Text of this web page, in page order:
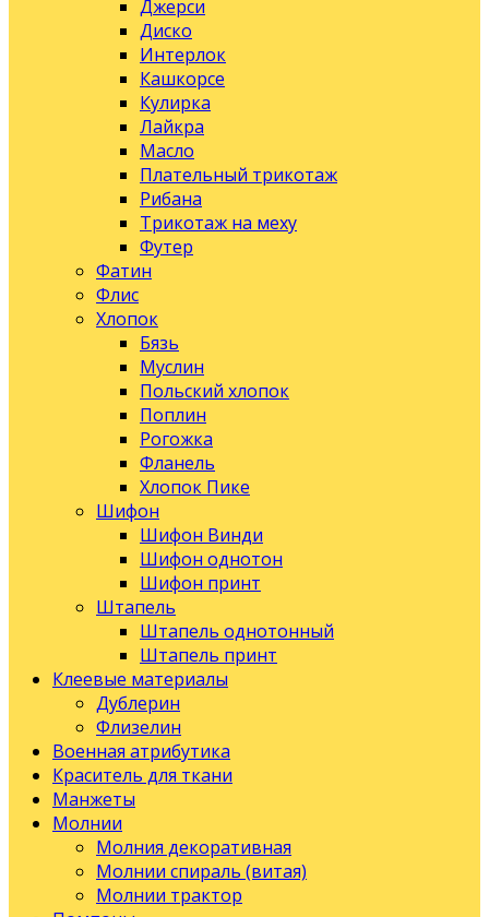
Джерси
Диско
Интерлок
Кашкорсе
Кулирка
Лайкра
Масло
Плательный трикотаж
Рибана
Трикотаж на меху
Футер
Фатин
Флис
Хлопок
Бязь
Муслин
Польский хлопок
Поплин
Рогожка
Фланель
Хлопок Пике
Шифон
Шифон Винди
Шифон однотон
Шифон принт
Штапель
Штапель однотонный
Штапель принт
Клеевые материалы
Дублерин
Флизелин
Военная атрибутика
Краситель для ткани
Манжеты
Молнии
Молния декоративная
Молнии спираль (витая)
Молнии трактор